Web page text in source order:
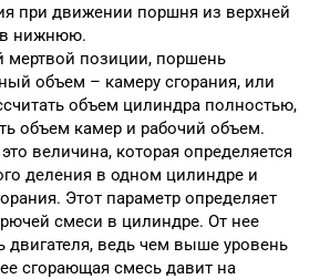
при движении поршня из верхней
в нижнюю.
мертвой позиции, поршень
объем – камеру сгорания, или
объем цилиндра полностью,
объем камер и рабочий объем.
величина, которая определяется
деления в одном цилиндре и
Этот параметр определяет
смеси в цилиндре. От нее
двигателя, ведь чем выше уровень
сгорающая смесь давит на